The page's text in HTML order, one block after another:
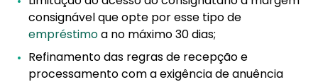
consignável que opte por esse tipo de
empréstimoa no máximo 30 dias;
Refinamento das regras de recepção e
processamento com a exigência de anuência